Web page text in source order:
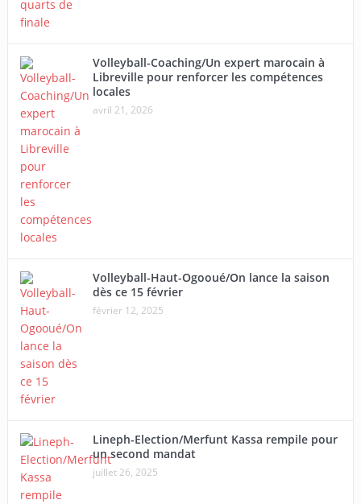
Volleyball-Coaching/Un expert marocain à
Libreville pour renforcer les compétences
locales
avril 21, 2026
Volleyball-Haut-Ogooué/On lance la saison
dès ce 15 février
février 12, 2025
Lineph-Election/Merfunt Kassa rempile pour
un second mandat
juillet 26, 2025